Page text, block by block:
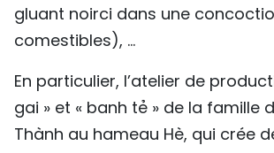
gluant noirci dans une
comestibles), …
En particulier, l’atelier de
gai » et « banh tẻ » de la famille
Thành au hameau Hè, qui crée